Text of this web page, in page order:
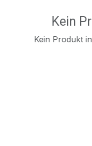
Kein
Kein Produkt